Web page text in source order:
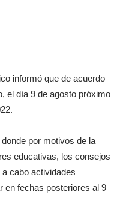
informó que de acuerdo
el día 9 de agosto próximo
por motivos de la
educativas, los consejos
cabo actividades
en fechas posteriores al 9